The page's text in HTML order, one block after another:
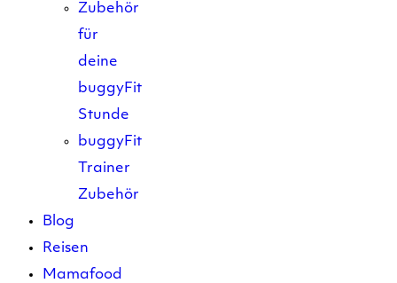
Zubehör
für
deine
buggyFit
Stunde
buggyFit
Trainer
Zubehör
Blog
Reisen
Mamafood